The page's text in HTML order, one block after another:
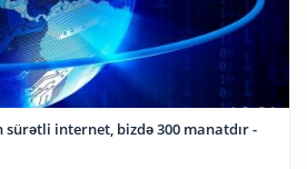
internet, bizdə 300 manatdır -